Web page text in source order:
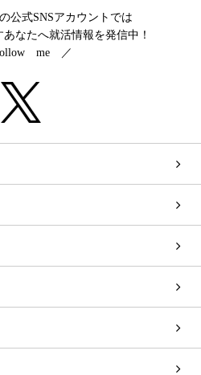
公式SNSアカウントでは
なたへ就活情報を発信中！
me ／